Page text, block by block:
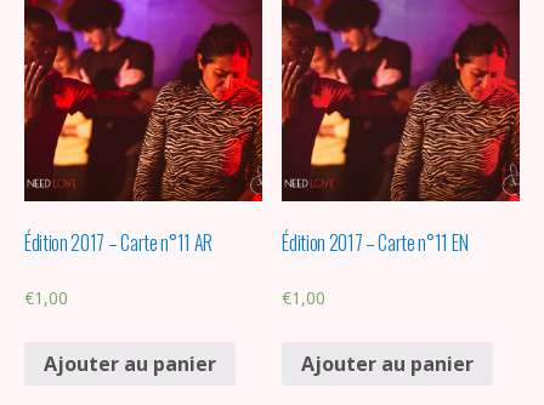
Édition 2017 – Carte n°11 AR
€1,00
Ajouter au panier
Édition 2017 – Carte n°11 EN
€1,00
Ajouter au panier